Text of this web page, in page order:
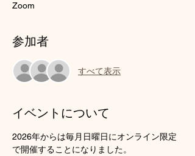
Zoom
参加者
すべて表示
イベントについて
2026年からは毎月日曜日にオンライン限定
で開催することになりました。